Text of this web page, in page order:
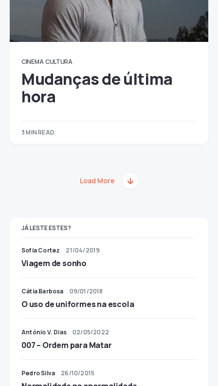
CINEMA CULTURA
Mudanças de última
hora
3 MIN READ
Load More
JÁ LESTE ESTES?
Sofia Cortez 21/04/2019
Viagem de sonho
Cátia Barbosa 09/01/2018
O uso de uniformes na escola
António V. Dias 02/05/2022
007 – Ordem para Matar
Pedro Silva 26/10/2015